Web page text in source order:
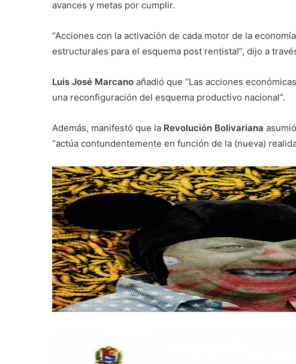
avances y metas por cumplir.
“Acciones con la activación de cada motor de la
estructurales para el esquema post rentista!”, dijo a
Luis José Marcano añadió que “Las acciones
una reconfiguración del esquema productivo nacional”.
Además, manifestó que la Revolución Bolivariana
“actúa contundentemente en función de la (nueva)